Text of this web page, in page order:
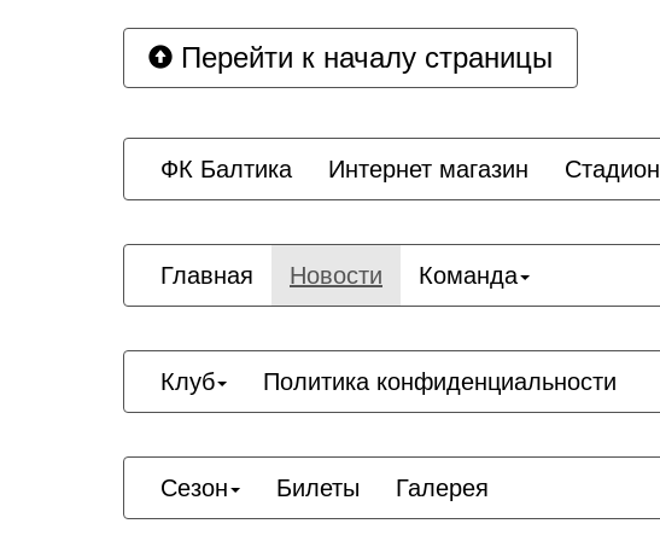
Перейти к началу страницы
ФК Балтика Интернет магазин Стадион
Главная Новости Команда
Клуб Политика конфиденциальности
Сезон Билеты Галерея